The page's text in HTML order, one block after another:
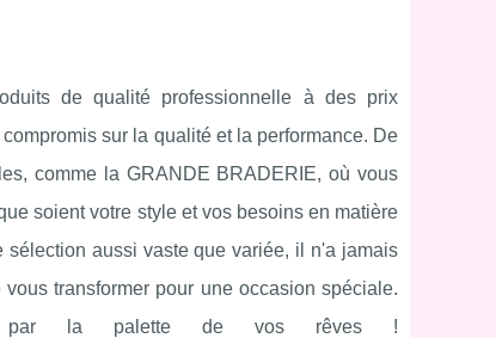
de qualité professionnelle à des prix
sur la qualité et la performance. De
comme la GRANDE BRADERIE, où vous
soient votre style et vos besoins en matière
aussi vaste que variée, il n'a jamais
transformer pour une occasion spéciale.
par la palette de vos rêves !